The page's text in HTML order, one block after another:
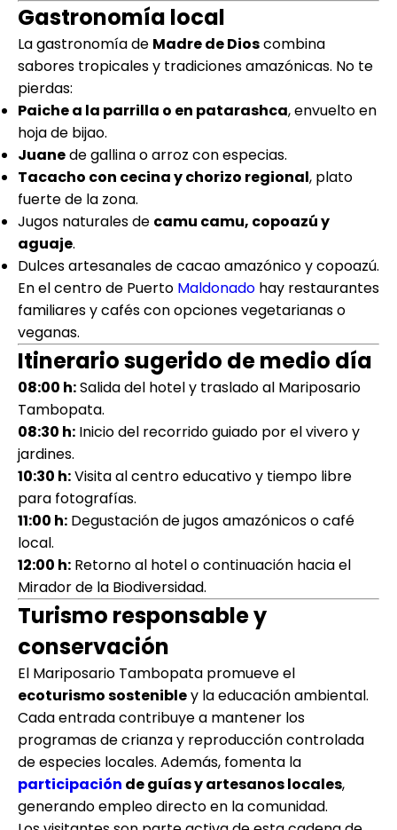
Gastronomía local
La gastronomía de Madre de Dioscombina
sabores tropicales y tradiciones amazónicas. No te
pierdas:
Paiche a la parrilla o en patarashca, envuelto en
hoja de bijao.
Juanede gallina o arroz con especias.
Tacacho con cecina y chorizo regional, plato
fuerte de la zona.
Jugos naturales de camu camu, copoazú y
aguaje.
Dulces artesanales de cacao amazónico y copoazú.
En el centro de Puerto Maldonado hay restaurantes
familiares y cafés con opciones vegetarianas o
veganas.
Itinerario sugerido de medio día
08:00 h:Salida del hotel y traslado al Mariposario
Tambopata.
08:30 h: Inicio del recorrido guiado por el vivero y
jardines.
10:30 h:Visita al centro educativo y tiempo libre
para fotografías.
11:00 h: Degustación de jugos amazónicos o café
local.
12:00 h: Retorno al hotel o continuación hacia el
Mirador de la Biodiversidad.
Turismo responsable y
conservación
El Mariposario Tambopata promueve el
ecoturismo sostenibley la educación ambiental.
Cada entrada contribuye a mantener los
programas de crianza y reproducción controlada
de especies locales. Además, fomenta la
participación de guías y artesanos locales,
generando empleo directo en la comunidad.